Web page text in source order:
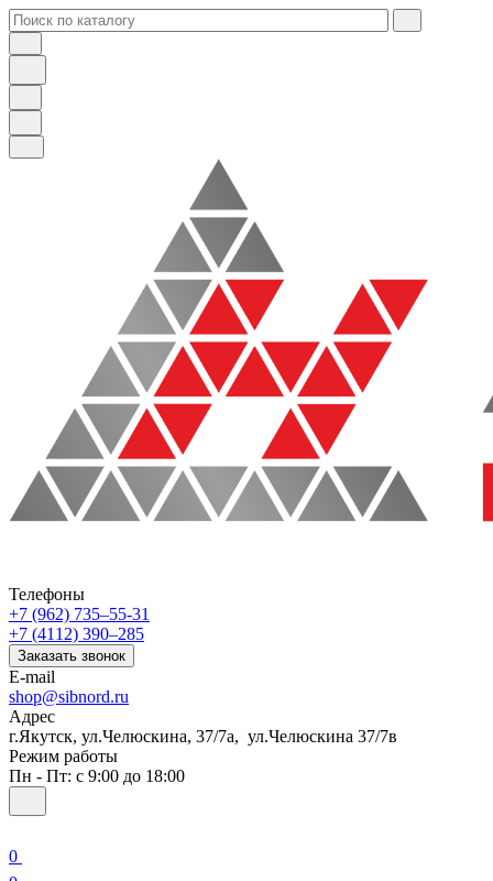
Телефоны
+7 (962) 735‒55-31
+7 (4112) 390‒285
Заказать звонок
E-mail
shop@sibnord.ru
Адрес
​г.Якутск, ул.Челюскина, 37/7а, ул.Челюскина 37/7в
Режим работы
Пн - Пт: с 9:00 до 18:00
0